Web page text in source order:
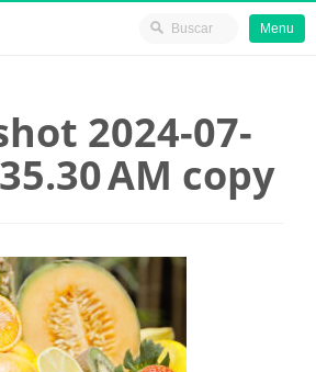
Menu
2024-07-
AM copy